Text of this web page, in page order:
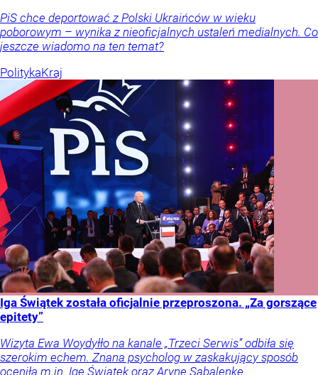
PiS chce deportować z Polski Ukraińców w wieku
poborowym – wynika z nieoficjalnych ustaleń medialnych. Co
jeszcze wiadomo na ten temat?
PolitykaKraj
Iga Świątek została oficjalnie przeproszona. „Za gorszące
epitety”
Wizyta Ewa Woydyłło na kanale „Trzeci Serwis” odbiła się
szerokim echem. Znana psycholog w zaskakujący sposób
oceniła m.in. Igę Świątek oraz Arynę Sabalenkę.